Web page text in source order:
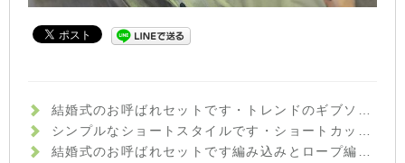
結婚式のお呼ばれセットです️・トレンドのギブソンタックで少しクラシカルな雰囲気に☆ハイトーンの髪色が、ほどよく軽さを出してくれています♪・サイドから作ったフィッシュボーンがさりげないポイントに・来月も、まだまだ結婚式シーズンが続いています。セットでお悩みの方は、何でもご相談下さいね！・イマジン富久山 山崎・#hair #hairstyle #fashion #makeup #beauty #hairarrange #ヘア #ファッション #メイクアップ #ビューティ #ヘアアレンジ #ヘアセット #ギブソンタック #フィッシュボーン #結婚式ヘアセット #お呼ばれヘア #福島 #郡山美容室 #富久山 #美容室イマジン #イマジンヘアー
シンプルなショートスタイルです️・ショートカットは、頭の形をいかにキレイに見せるかがポイントです☆後頭部の頭の丸みを出し、襟足がスッキリしまるようにカットさせていただきました・お家でのセットもハンドブローでOKですハンドブローのコツもきちんとお伝えしていきますよ(^-^)・『ショートカットにしてみたいけど慣れていないから不安…』という方も、ぜひ一度ご相談にいらして下さいね！・イマジン富久山 山崎・#hair #hairstyle #fashion #makeup #beauty #shorthair #mediumhair #bob #longhair #ヘア #ヘアスタイル #ファッション #メイクアップ #ビューティ #ショートヘア #ショートボブ #ボブ #ミディアムヘア #ロングヘア #福島 #郡山市 #郡山美容室 #富久山 #美容室イマジン #イマジンヘアー
結婚式のお呼ばれセットです️編み込みとロープ編みを組み合わせてみました☆・ワンピースの柔らかい上品な雰囲気に合わせて、まとめすぎず崩しすぎない、大人可愛いセットにしました！・まだまだ結婚式シーズンですので、セットでお悩みの方はぜひご相談くださいね♪・#hair #hairstyle #fashion #makeup #beauty #hairarrange #medium #longhair #bob #shorthair #ヘアスタイル #ファッション #メイクアップ #ビューティー #ヘアアレンジ #編み込みアレンジ #結婚式ヘアセット #福島県 #郡山美容室 #富久山 #美容室イマジン #イマジンヘアー #